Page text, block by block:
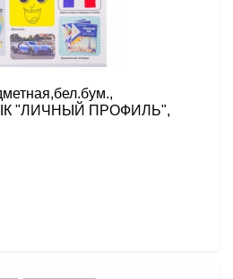
"ЛИЧНЫЙ ПРОФИЛЬ",